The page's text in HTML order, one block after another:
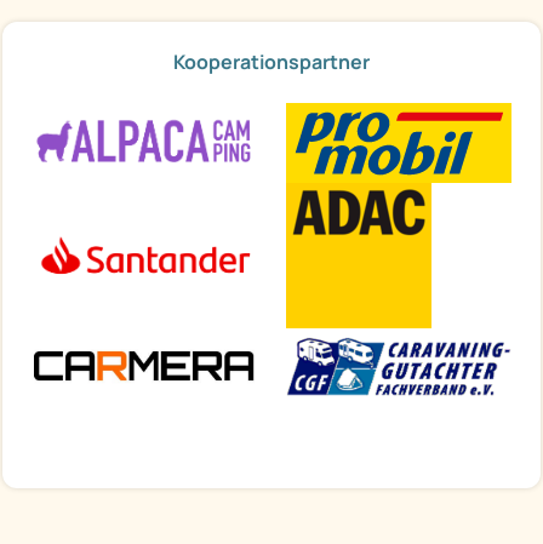
Kooperationspartner